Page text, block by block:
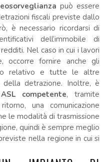
può essere
fiscali previste dallo
è necessario ricordarsi di
dell’immobile di
Nel caso in cui i lavori
occorre fornire anche gli
relativo e tutte le altre
detrazione. Inoltre, è
competente, tramite
una comunicazione
le modalità di trasmissione
quindi è sempre meglio
nella regione in cui si